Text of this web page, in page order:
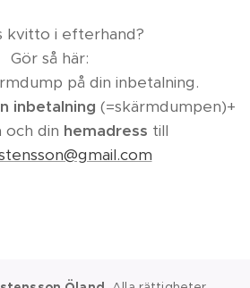
kvitto i efterhand?
Gör så här:
på din inbetalning.
inbetalning (=skärmdumpen)+
och din hemadress till